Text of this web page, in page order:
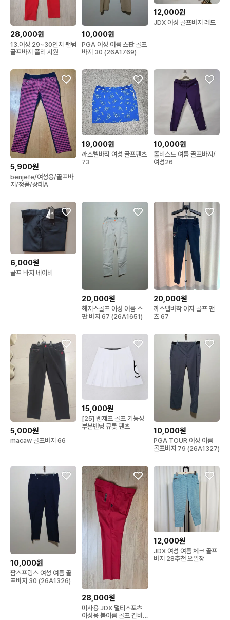
28,000원
13.여성 29~30인치 팬텀
골프바지 폴리 시원
10,000원
PGA 여성 여름 스판 골프
바지 30 (26A1769)
12,000원
JDX 여성 골프바지 레드
5,900원
benjefe/여성용/골프바
지/정품/상태A
19,000원
까스텔바작 여성 골프팬츠
73
10,000원
톨비스트 여름 골프바지/
여성26
6,000원
골프 바지 네이비
20,000원
해지스골프 여성 여름 스
판 바지 67 (26A1651)
20,000원
까스텔바작 여자 골프 팬
츠 67
5,000원
macaw 골프바지 66
15,000원
[25] 벤제프 골프 기능성
부분밴딩 큐롯 팬츠
10,000원
PGA TOUR 여성 여름
골프바지 79 (26A1327)
10,000원
팜스프링스 여성 여름 골
프바지 30 (26A1326)
28,000원
미사용 JDX 멀티스포츠
여성용 봄여름 골프 긴바
12,000원
JDX 여성 여름 체크 골프
바지 28추천 오일장